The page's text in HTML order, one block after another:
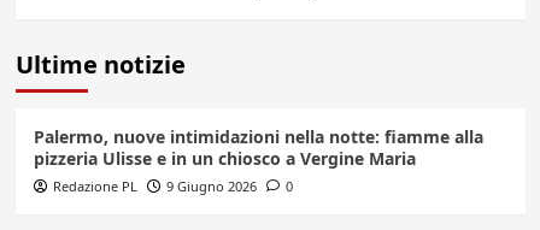
Ultime notizie
Palermo, nuove intimidazioni nella notte: fiamme alla
pizzeria Ulisse e in un chiosco a Vergine Maria
Redazione PL 9 Giugno 2026 0